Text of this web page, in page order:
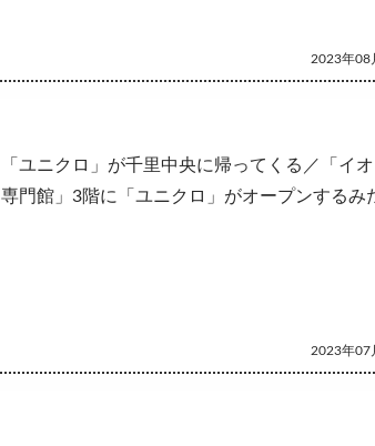
2023年08
「ユニクロ」が千里中央に帰ってくる／「イオ
専門館」3階に「ユニクロ」がオープンするみ
2023年07